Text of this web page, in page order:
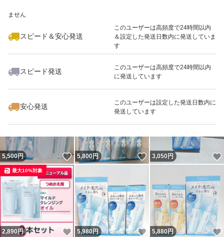
ません
スピード＆安心発送
このユーザーは高頻度で24時間以内
＆設定した発送日数内に発送していま
す
スピード発送
このユーザーは高頻度で24時間以内
に発送しています
安心発送
このユーザーは設定した発送日数内に
発送しています
いいね！
3,200
5,500円 いいね！
5,800円 いいね！
3,050円
2,890 円 いいね！
最大10%対象
5,980円 いいね！
5,880円